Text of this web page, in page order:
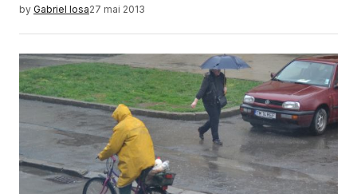
by Gabriel Iosa27 mai 2013